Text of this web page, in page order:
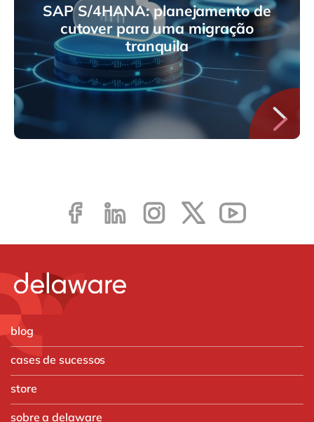
SAP S/4HANA: planejamento de
cutover para uma migração
tranquila
blog
cases de sucessos
store
sobre a delaware